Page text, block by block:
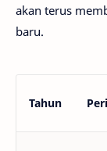
akan terus
baru.
Tahun